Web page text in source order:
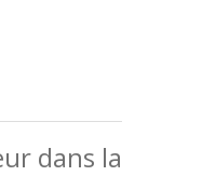
dans la